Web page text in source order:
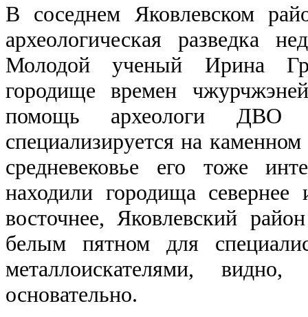
В соседнем Яковлевском
археологическая разведка
Молодой ученый Ирина
городище времен
помощь археологи
специализируется на
средневековье его тоже
находили городища
восточнее, Яковлевский
белым пятном для
металлоискателями,
основательно.